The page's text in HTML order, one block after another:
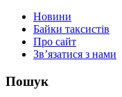
Новини
Байки таксистів
Про сайт
Зв’язатися з нами
Пошук